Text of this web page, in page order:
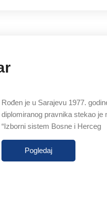
Rođen je u Sarajevu 1977.
diplomiranog pravnika stekao
“Izborni sistem Bosne i Herceg
Pogledaj